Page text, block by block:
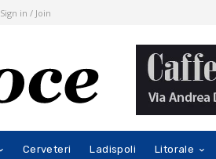
Sign in / Join
Cerveteri Ladispoli Litorale